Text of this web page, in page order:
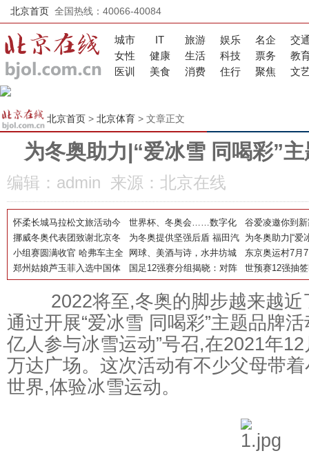
北京首页 全国热线：40066-40084
城市 IT 旅游 娱乐 名企
交
女性
健康 生活 科技 票务
教
医训
美食 消费 住行 聚焦 文
北京首页> 北京体育> 文章正文
为冬奥助力|“爱冰雪 同喝彩”
编辑：admin 来源：北京在线
怀柔长城马拉松文旅活动今
日开启，快来先睹为快！
世界杯、冬奥会……数字化
如何改变人们的观赛体验？
谷爱凌邀你到新
零距离解锁天
秘密
挪威冬奥代表团致谢北京冬
奥交通保障团队 福田汽车万
无一失助力冬奥精彩
为冬奥提供坚强后盾 福田汽
车携手合作伙伴确保“冬奥物
流”畅通
为冬奥助力|“爱
彩”主题活动走
小组赛圆满收官 哈弗车主全
国篮球联赛战况火爆
网球、美酒与诗，水井坊城
市网球赛收官战成为文化盛
宴
东京奥运村7月
运动员将于13
郑州姑娘芦玉菲入选中国体
操女队东京奥运会参赛阵容
国足12强赛分组揭晓：对阵
日本越南阿曼沙特澳大利亚
世预赛12强抽
日媒：希望避
们归化太强了
2022将至,冬奥的脚步越来越近
通过开展“爱冰雪 同喝彩”主题品牌
亿人参与冰雪运动”号召,在2021年
万达广场。这次活动有不少父母带
世界,体验冰雪运动。